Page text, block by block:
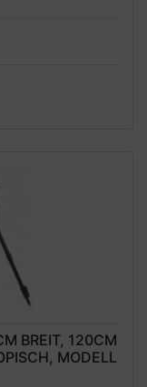
BREIT, 120CM
MODELL